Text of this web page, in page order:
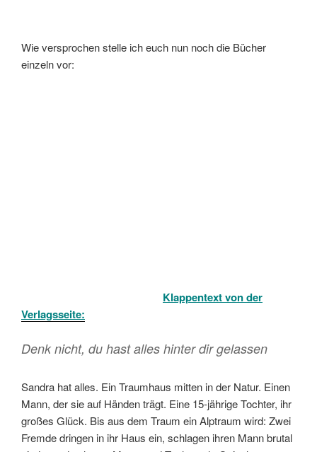
Wie versprochen stelle ich euch nun noch die Bücher
einzeln vor:
Klappentext von der
Verlagsseite:
Denk nicht, du hast alles hinter dir gelassen
Sandra hat alles. Ein Traumhaus mitten in der Natur. Einen
Mann, der sie auf Händen trägt. Eine 15-jährige Tochter, ihr
großes Glück. Bis aus dem Traum ein Alptraum wird: Zwei
Fremde dringen in ihr Haus ein, schlagen ihren Mann brutal